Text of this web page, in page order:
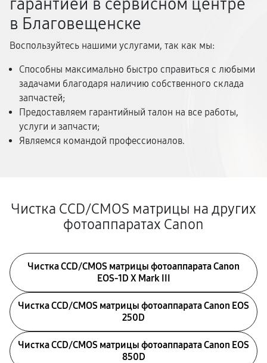
гарантией в сервисном центре
в Благовещенске
Воспользуйтесь нашими услугами, так как мы:
Способны максимально быстро справиться с любыми
задачами благодаря наличию собственного склада
запчастей;
Предоставляем гарантийный талон на все работы,
услуги и запчасти;
Являемся командой профессионалов.
Чистка CCD/CMOS матрицы на других
фотоаппаратах Canon
Чистка CCD/CMOS матрицы фотоаппарата Canon
EOS‑1D X Mark III
Чистка CCD/CMOS матрицы фотоаппарата Canon EOS
250D
Чистка CCD/CMOS матрицы фотоаппарата Canon EOS
850D